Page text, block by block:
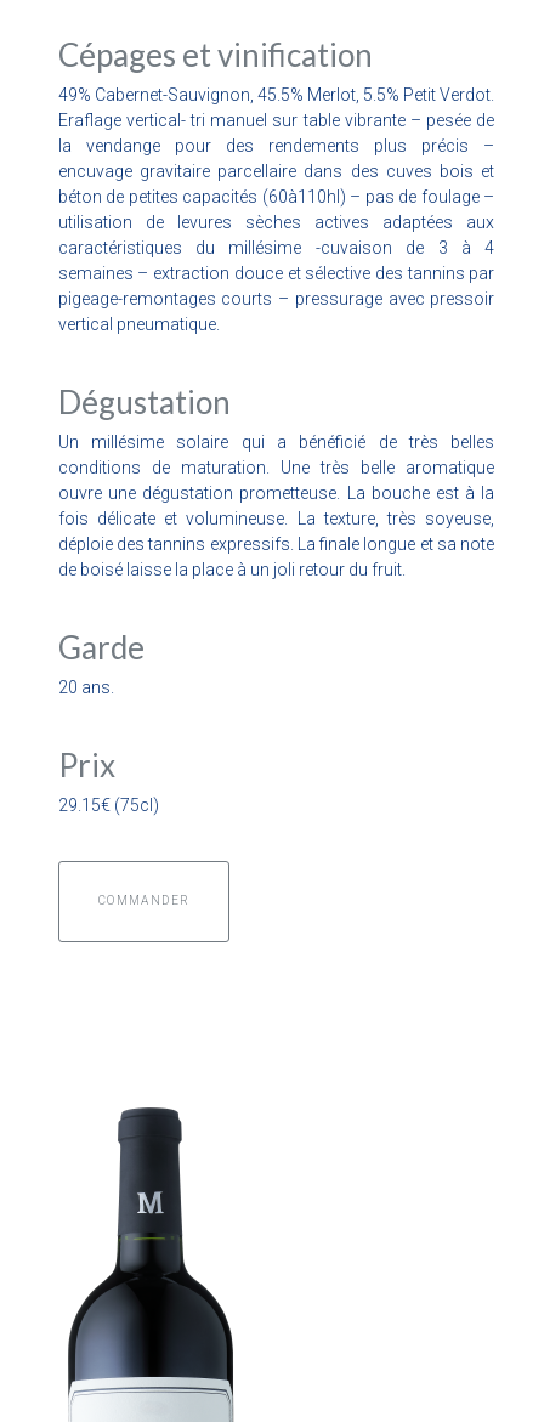
Cépages et vinification
49% Cabernet-Sauvignon, 45.5% Merlot, 5.5% Petit Verdot.
Eraflage vertical- tri manuel sur table vibrante – pesée de
la vendange pour des rendements plus précis –
encuvage gravitaire parcellaire dans des cuves bois et
béton de petites capacités (60à110hl) – pas de foulage –
utilisation de levures sèches actives adaptées aux
caractéristiques du millésime -cuvaison de 3 à 4
semaines – extraction douce et sélective des tannins par
pigeage-remontages courts – pressurage avec pressoir
vertical pneumatique.
Dégustation
Un millésime solaire qui a bénéficié de très belles
conditions de maturation. Une très belle aromatique
ouvre une dégustation prometteuse. La bouche est à la
fois délicate et volumineuse. La texture, très soyeuse,
déploie des tannins expressifs. La finale longue et sa note
de boisé laisse la place à un joli retour du fruit.
Garde
20 ans.
Prix
29.15€ (75cl)
COMMANDER